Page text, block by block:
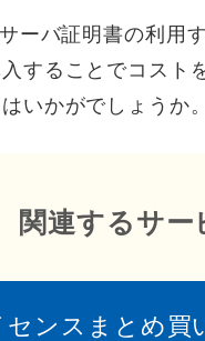
ーバ証明書の利用
することでコスト
いかがでしょうか。
関連するサー
センスまとめ